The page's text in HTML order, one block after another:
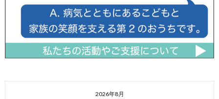
2026年8月